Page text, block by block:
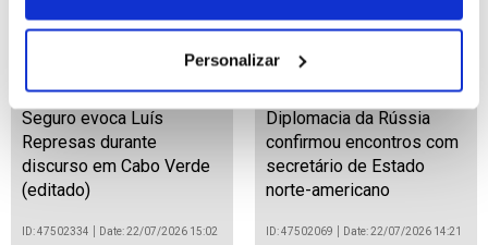
Personalizar
Seguro evoca Luís
Represas durante
discurso em Cabo Verde
(editado)
ID: 47502334 Date: 22/07/2026 15:02
Diplomacia da Rússia
confirmou encontros com
secretário de Estado
norte-americano
ID: 47502069 Date: 22/07/2026 14:21